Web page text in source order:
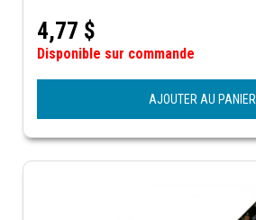
4,77 $
Disponible sur commande
AJOUTER AU PANIER